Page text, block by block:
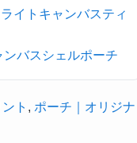
イトキャンバスティ
バスシェルポーチ
ト , ポーチ｜オリジナ